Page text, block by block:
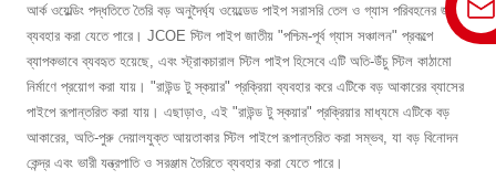
আর্ক ওয়েল্ডিং পদ্ধতিতে তৈরি বড় অনুদৈর্ঘ্য ওয়েল্ডেড পাইপ সরাসরি তেল ও গ্যাস পরিবহনের জন্য
ব্যবহার করা যেতে পারে। JCOE স্টিল পাইপ জাতীয় "পশ্চিম-পূর্ব গ্যাস সঞ্চালন" প্রকল্পে
ব্যাপকভাবে ব্যবহৃত হয়েছে, এবং স্ট্রাকচারাল স্টিল পাইপ হিসেবে এটি অতি-উঁচু স্টিল কাঠামো
নির্মাণে প্রয়োগ করা যায়। "রাউন্ড টু স্কয়ার" প্রক্রিয়া ব্যবহার করে এটিকে বড় আকারের ব্যাসের
পাইপে রূপান্তরিত করা যায়। এছাড়াও, এই "রাউন্ড টু স্কয়ার" প্রক্রিয়ার মাধ্যমে এটিকে বড়
আকারের, অতি-পুরু দেয়ালযুক্ত আয়তাকার স্টিল পাইপে রূপান্তরিত করা সম্ভব, যা বড় বিনোদন
কেন্দ্র এবং ভারী যন্ত্রপাতি ও সরঞ্জাম তৈরিতে ব্যবহার করা যেতে পারে।